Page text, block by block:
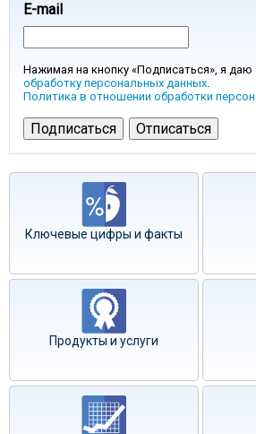
E-mail
Нажимая на кнопку «Подписаться», я даю
обработку персональных данных.
Политика в отношении обработки
Ключевые цифры и факты
Продукты и услуги